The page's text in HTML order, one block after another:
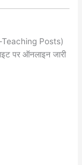
Teaching Posts)
पर ऑनलाइन जारी